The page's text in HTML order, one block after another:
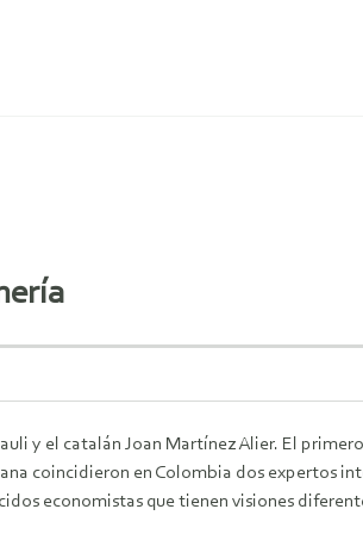
y el catalán Joan Martínez Alier. El
coincidieron en Colombia dos expertos
economistas que tienen visiones